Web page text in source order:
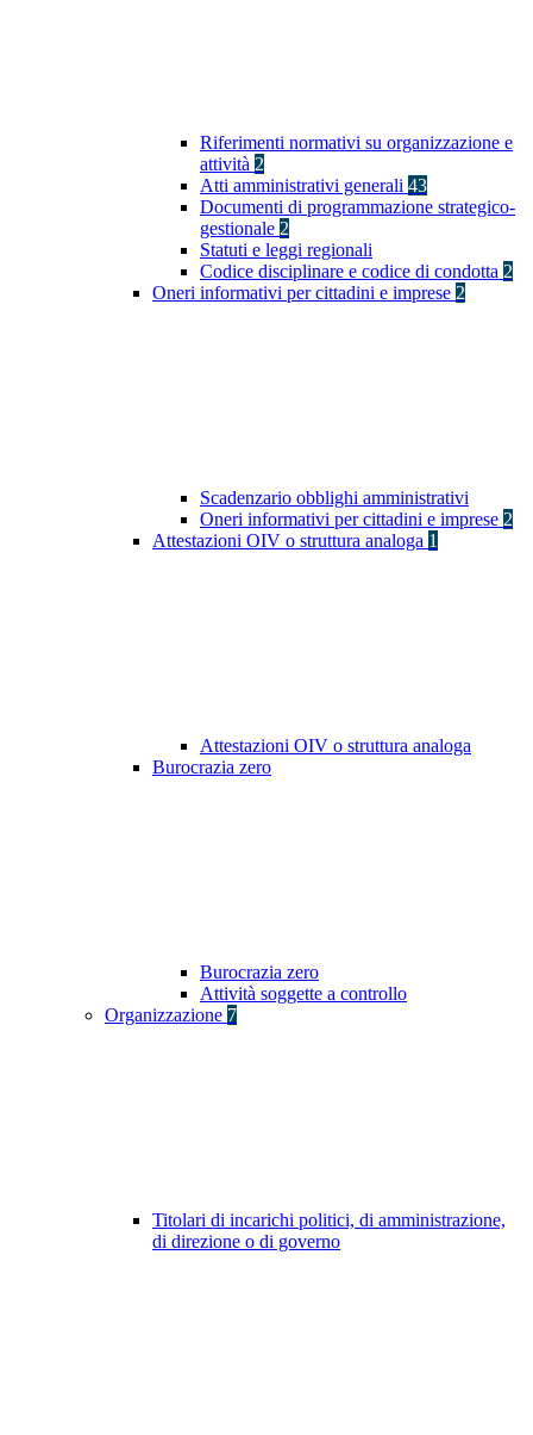
Riferimenti normativi su organizzazione e
attività 2
Atti amministrativi generali 43
Documenti di programmazione strategico-
gestionale 2
Statuti e leggi regionali
Codice disciplinare e codice di condotta 2
Oneri informativi per cittadini e imprese 2
Scadenzario obblighi amministrativi
Oneri informativi per cittadini e imprese 2
Attestazioni OIV o struttura analoga 1
Attestazioni OIV o struttura analoga
Burocrazia zero
Burocrazia zero
Attività soggette a controllo
Organizzazione 7
Titolari di incarichi politici, di amministrazione,
di direzione o di governo